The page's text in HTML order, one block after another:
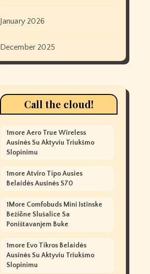
January 2026
December 2025
Call the cloud!
1more Aero True Wireless
Ausinės Su Aktyviu Triukšmo
Slopinimu
1more Atviro Tipo Ausies
Belaidės Ausinės S70
1More Comfobuds Mini Istinske
Bežične Slušalice Sa
Poništavanjem Buke
1more Evo Tikros Belaidės
Ausinės Su Aktyviu Triukšmo
Slopinimu